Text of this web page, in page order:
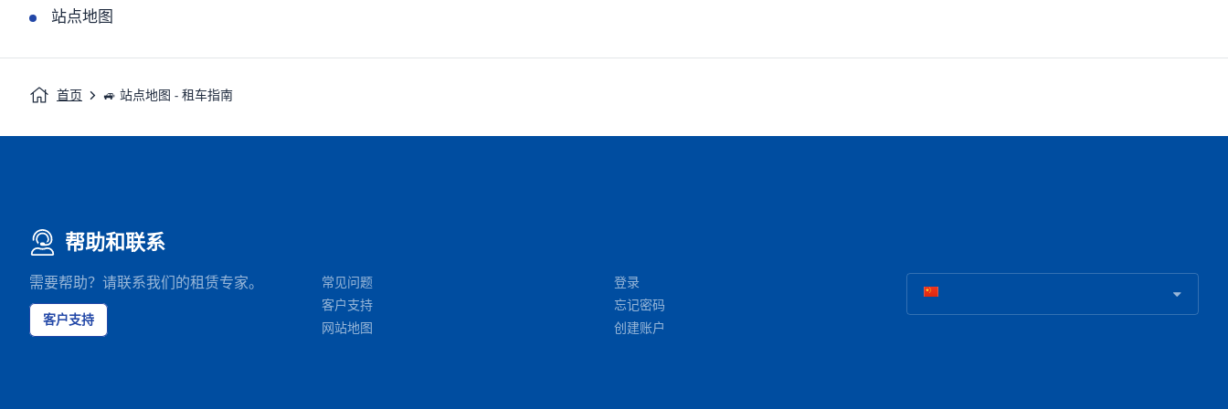
站点地图
首页 🚙 站点地图 - 租车指南
帮助和联系
需要帮助？请联系我们的租赁专家。
客户支持
常见问题
客户支持
网站地图
登录
忘记密码
创建账户